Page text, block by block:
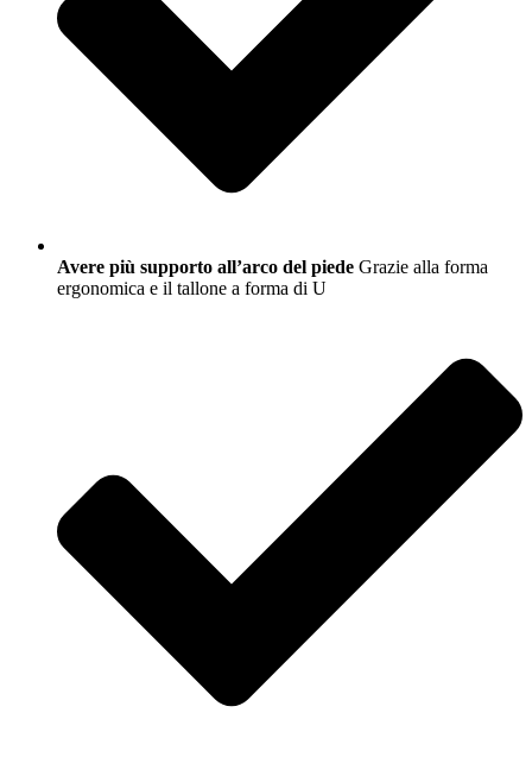
Avere più supporto all’arco del piede Grazie alla forma
ergonomica e il tallone a forma di U